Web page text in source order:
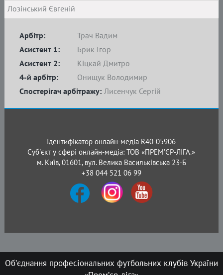
Лозінський Євгеній
Арбітр:
Трач Вадим
Асистент 1:
Брик Ігор
Асистент 2:
Кіцкай Дмитро
4-й арбітр:
Онищук Володимир
Спостерігач арбітражу: Лисенчук Сергій
Ідентифікатор онлайн-медіа R40-05906
Суб'єкт у сфері онлайн-медіа: ТОВ «ПРЕМ’ЄР-ЛІГА.»
м. Київ, 01601, вул. Велика Васильківська 23-Б
+38 044 521 06 99
Об’єднання професіональних футбольних клубів України